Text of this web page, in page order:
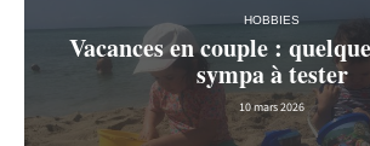
HOBBIES
Vacances en couple :
sympa à tester
10 mars 2026